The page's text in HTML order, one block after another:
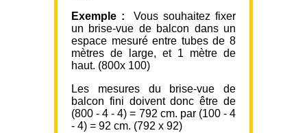
Exemple :
Vous souhaitez fixer
un brise-vue de balcon dans un
espace mesuré entre tubes de 8
mètres de large, et 1 mètre de
haut. (800x 100)
Les mesures du brise-vue de
balcon fini doivent donc être de
(800 - 4 - 4) = 792 cm. par (100 - 4
- 4) = 92 cm. (792 x 92)